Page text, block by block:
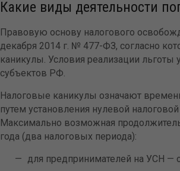
Какие виды деятельности
Правовую основу налогового
декабря 2014 г. № 477-ФЗ, согласно
каникулы. Условия реализации
субъектов РФ.
Налоговые каникулы означают
путем установления нулевой
Максимально возможная
года (два налоговых периода):
для предпринимателей на УСН —